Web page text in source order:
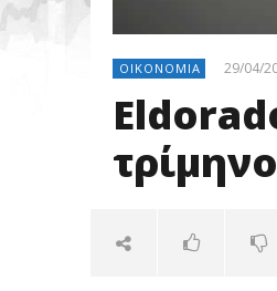
ΟΙΚΟΝΟΜΊΑ 29/04/